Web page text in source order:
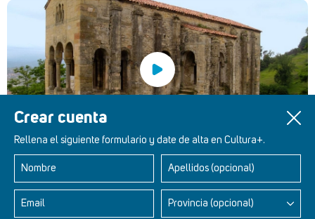
Crear cuenta
Rellena el siguiente formulario y date de alta en Cultura+.
Nombre Apellidos (opcional)
Email Provincia (opcional)
Etiquetas románico Peridis José María Pérez
TVE
patrimonio